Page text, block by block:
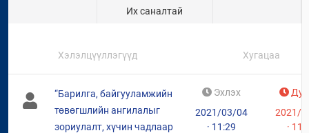
Их саналтай
Хэлэлцүүллэгүүд Хугацаа
“Барилга, байгууламжийн
төвөгшлийн ангилалыг
зориулалт, хүчин чадлаар
Эхлэх
2021/03/04
· 11:29
2021/
·